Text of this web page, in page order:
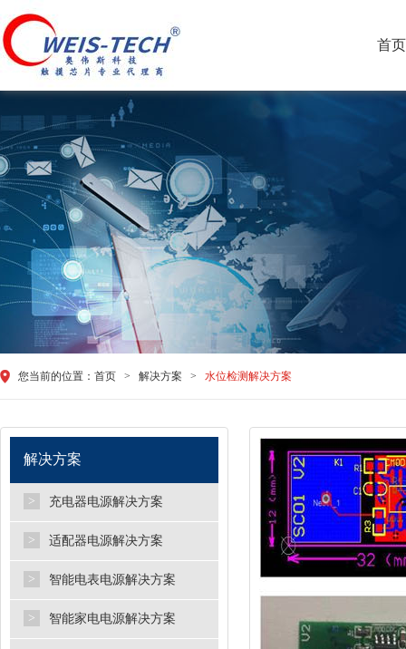
首页
您当前的位置： 首页 > 解决方案 > 水位检测解决方案
解决方案
> 充电器电源解决方案
> 适配器电源解决方案
> 智能电表电源解决方案
> 智能家电电源解决方案